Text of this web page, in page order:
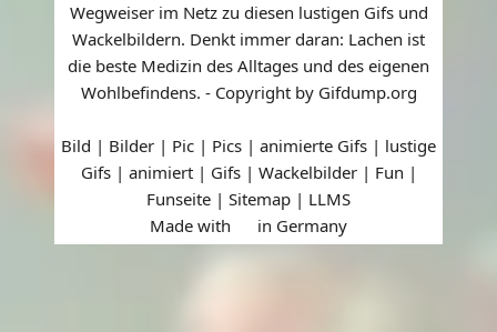
Wegweiser im Netz zu diesen lustigen Gifs und
Wackelbildern. Denkt immer daran: Lachen ist
die beste Medizin des Alltages und des eigenen
Wohlbefindens. - Copyright by Gifdump.org
Bild | Bilder | Pic | Pics | animierte Gifs | lustige
Gifs | animiert | Gifs | Wackelbilder | Fun |
Funseite | Sitemap | LLMS
Made with
in Germany